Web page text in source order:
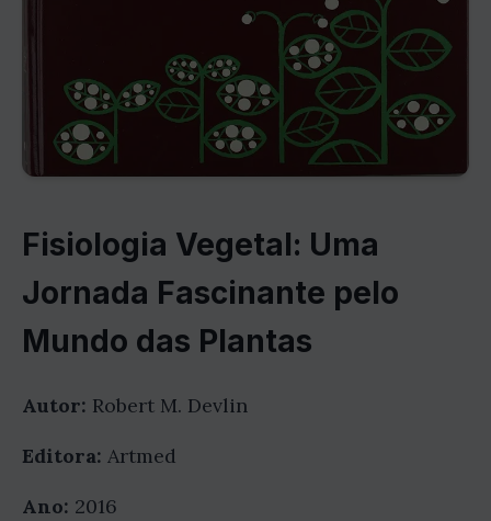
Fisiologia Vegetal: Uma
Jornada Fascinante pelo
Mundo das Plantas
Autor: Robert M. Devlin
Editora: Artmed
Ano: 2016